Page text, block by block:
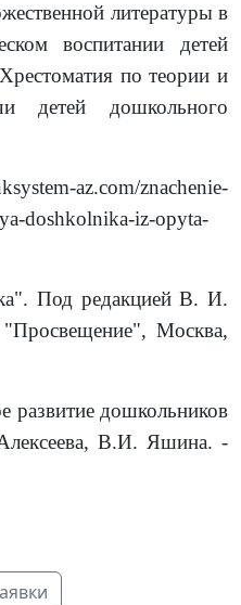
литературы в
воспитании детей
по теории и
детей дошкольного
az.com/znachenie-
doshkolnika-iz-opyta-
Под редакцией В. И.
Москва,
развитие дошкольников
В.И. Яшина. -